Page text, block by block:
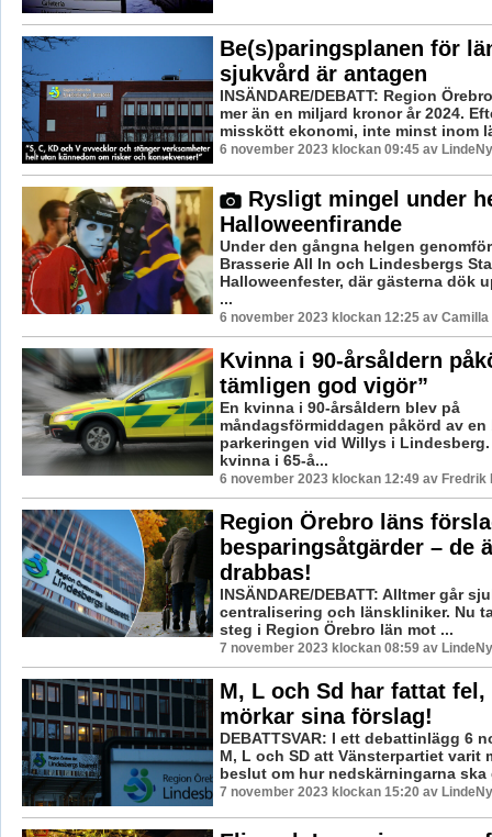
Be(s)paringsplanen för
sjukvård är antagen
INSÄNDARE/DEBATT: Region
mer än en miljard kronor år 2024.
misskött ekonomi, inte minst inom
6 november 2023 klockan 09:45 av
Rysligt mingel under
Halloweenfirande
Under den gångna helgen
Brasserie All In och Lindesbergs
Halloweenfester, där gästerna dök
...
6 november 2023 klockan 12:25 av Camilla
Kvinna i 90-årsåldern
tämligen god vigör”
En kvinna i 90-årsåldern blev på
måndagsförmiddagen påkörd av
parkeringen vid Willys i
kvinna i 65-å...
6 november 2023 klockan 12:49 av Fredrik
Region Örebro läns
besparingsåtgärder – de
drabbas!
INSÄNDARE/DEBATT: Alltmer går
centralisering och länskliniker. Nu
steg i Region Örebro län mot ...
7 november 2023 klockan 08:59 av
M, L och Sd har fattat fel,
mörkar sina förslag!
DEBATTSVAR: I ett debattinlägg 6
M, L och SD att Vänsterpartiet varit
beslut om hur nedskärningarna ska
7 november 2023 klockan 15:20 av